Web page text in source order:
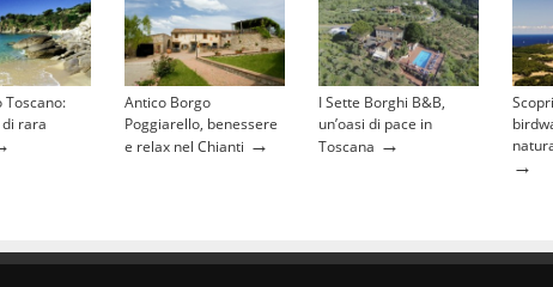
Toscano:
rara
Antico Borgo
Poggiarello, benessere
e relax nel Chianti →
I Sette Borghi B&B,
un’oasi di pace in
Toscana →
→